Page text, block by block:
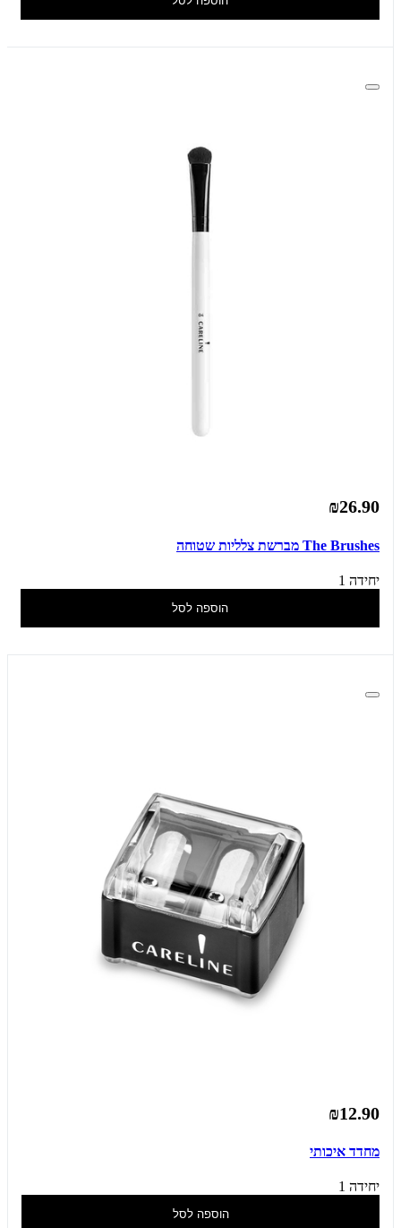
₪26.90
The Brushes מברשת צלליות שטוחה
יחידה 1
הוספה לסל
₪12.90
מחדד איכותי
יחידה 1
הוספה לסל